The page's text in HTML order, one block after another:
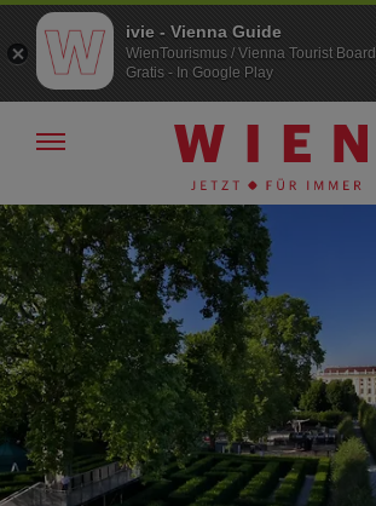
Zur
Navigation
Zum
Inhalt
Navigation
ivie - Vienna Guide
WienTourismus / Vienna Tourist Board
Gratis - In Google Play